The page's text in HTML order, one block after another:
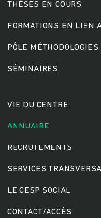
THÈSES EN COURS
FORMATIONS EN LIEN
PÔLE
SÉMINAIRES
VIE DU CENTRE
ANNUAIRE
RECRUTEMENTS
SERVICES
LE CESP SOCIAL
CONTACT/ACCÈS